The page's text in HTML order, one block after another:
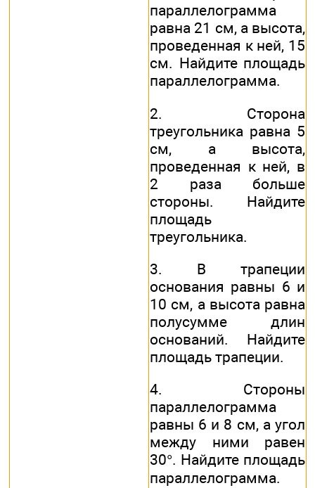
параллелограмма
равна 21 см, а высота,
проведенная к ней, 15
см. Найдите площадь
параллелограмма.
2. Сторона
треугольника равна 5
см, а высота,
проведенная к ней, в
2 раза больше
стороны. Найдите
площадь
треугольника.
3. В трапеции
основания равны 6 и
10 см, а высота равна
полусумме длин
оснований. Найдите
площадь трапеции.
4. Стороны
параллелограмма
равны 6 и 8 см, а угол
между ними равен
30°. Найдите площадь
параллелограмма.